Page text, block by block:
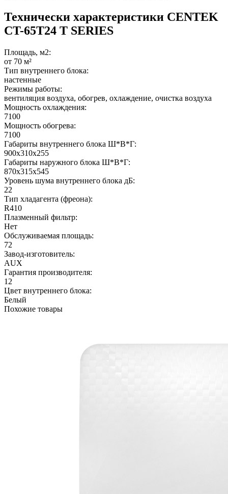
Технически характеристики CENTEK
CT-65T24 T SERIES
Площадь, м2:
от 70 м²
Тип внутреннего блока:
настенные
Режимы работы:
вентиляция воздуха, обогрев, охлаждение, очистка воздуха
Мощность охлаждения:
7100
Мощность обогрева:
7100
Габариты внутреннего блока Ш*В*Г:
900х310х255
Габариты наружного блока Ш*В*Г:
870х315х545
Уровень шума внутреннего блока дБ:
22
Тип хладагента (фреона):
R410
Плазменный фильтр:
Нет
Обслуживаемая площадь:
72
Завод-изготовитель:
AUX
Гарантия производителя:
12
Цвет внутреннего блока:
Белый
Похожие товары